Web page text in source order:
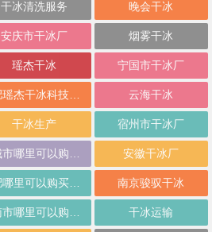
干冰清洗服务 晚会干冰
安庆市干冰厂 烟雾干冰
瑶杰干冰 宁国市干冰厂
合肥瑶杰干冰科技有限责任公司 云海干冰
干冰生产 宿州市干冰厂
桐城市哪里可以购买干冰 安徽干冰厂
合肥哪里可以购买干冰 南京骏驭干冰
淮南市哪里可以购买干冰 干冰运输